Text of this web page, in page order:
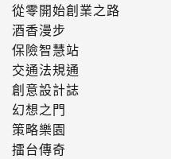
從零開始創業之路
酒香漫步
保險智慧站
交通法規通
創意設計誌
幻想之門
策略樂園
擂台傳奇